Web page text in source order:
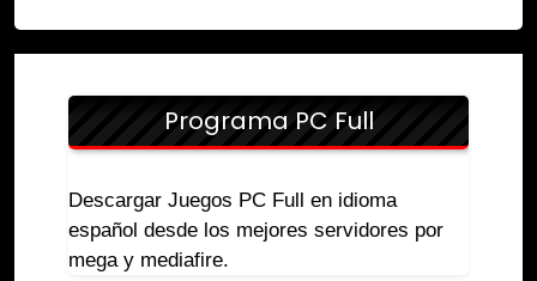
Programa PC Full
Descargar Juegos PC Full en idioma
español desde los mejores servidores por
mega y mediafire.